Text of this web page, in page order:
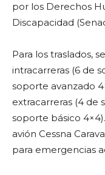
por los Derechos
Discapacidad
Para los traslados,
intracarreras (6 de
soporte avanzado
extracarreras (4 de
soporte básico
avión Cessna
para emergencias